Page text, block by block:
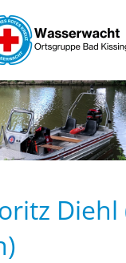
Diehl